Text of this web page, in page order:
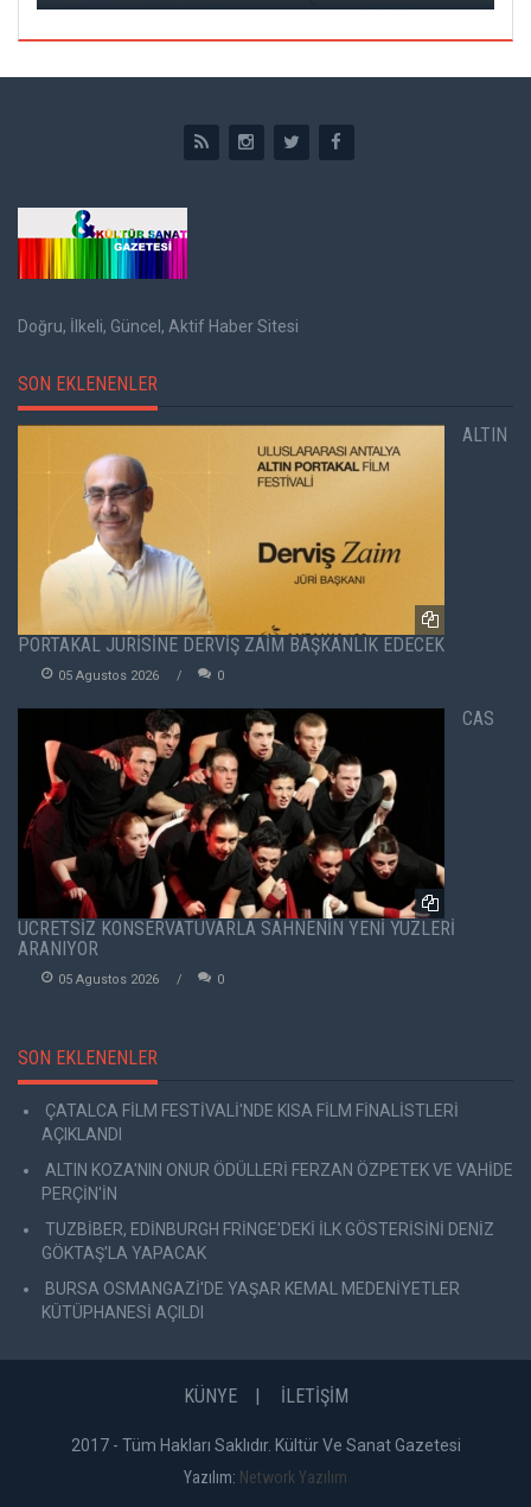
Doğru, İlkeli, Güncel, Aktif Haber Sitesi
SON EKLENENLER
ALTIN
PORTAKAL JÜRİSİNE DERVİŞ ZAİM BAŞKANLIK EDECEK
05 Agustos 2026 0
CAS
ÜCRETSİZ KONSERVATUVARLA SAHNENİN YENİ YÜZLERİ
ARANIYOR
05 Agustos 2026 0
SON EKLENENLER
ÇATALCA FİLM FESTİVALİ'NDE KISA FİLM FİNALİSTLERİ
AÇIKLANDI
ALTIN KOZA'NIN ONUR ÖDÜLLERİ FERZAN ÖZPETEK VE VAHİDE
PERÇİN'İN
TUZBİBER, EDİNBURGH FRİNGE'DEKİ İLK GÖSTERİSİNİ DENİZ
GÖKTAŞ'LA YAPACAK
BURSA OSMANGAZİ'DE YAŞAR KEMAL MEDENİYETLER
KÜTÜPHANESİ AÇILDI
KÜNYE İLETİŞİM
2017 - Tüm Hakları Saklıdır. Kültür Ve Sanat Gazetesi
Yazılım: Network Yazılım